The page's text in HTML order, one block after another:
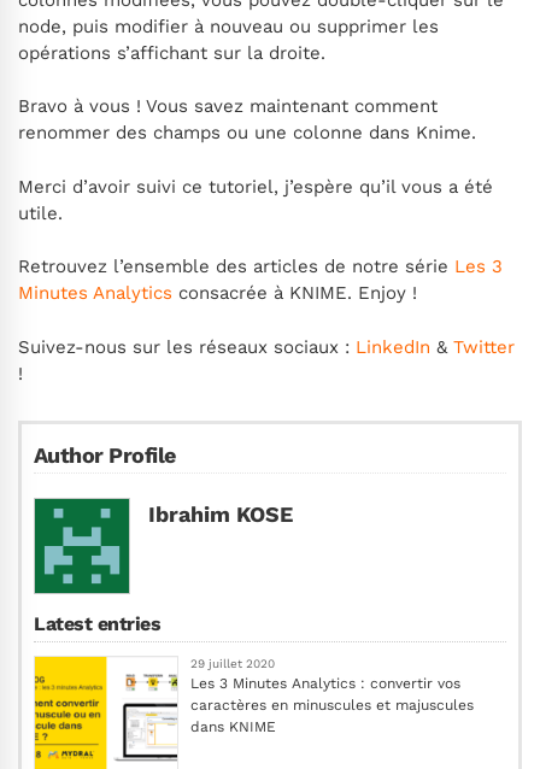
node, puis modifier à nouveau ou supprimer les
opérations s’affichant sur la droite.
Bravo à vous ! Vous savez maintenant comment
renommer des champs ou une colonne dans Knime.
Merci d’avoir suivi ce tutoriel, j’espère qu’il vous a été
utile.
Retrouvez l’ensemble des articles de notre série Les 3
Minutes Analytics consacrée à KNIME. Enjoy !
Suivez-nous sur les réseaux sociaux : LinkedIn & Twitter
!
Author Profile
Ibrahim KOSE
Latest entries
29 juillet 2020
Les 3 Minutes Analytics : convertir vos
caractères en minuscules et majuscules
dans KNIME